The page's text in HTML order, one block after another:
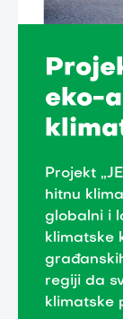
eko-
Projekt
hitnu
globalni i
klimatske
regiji da
klimatske